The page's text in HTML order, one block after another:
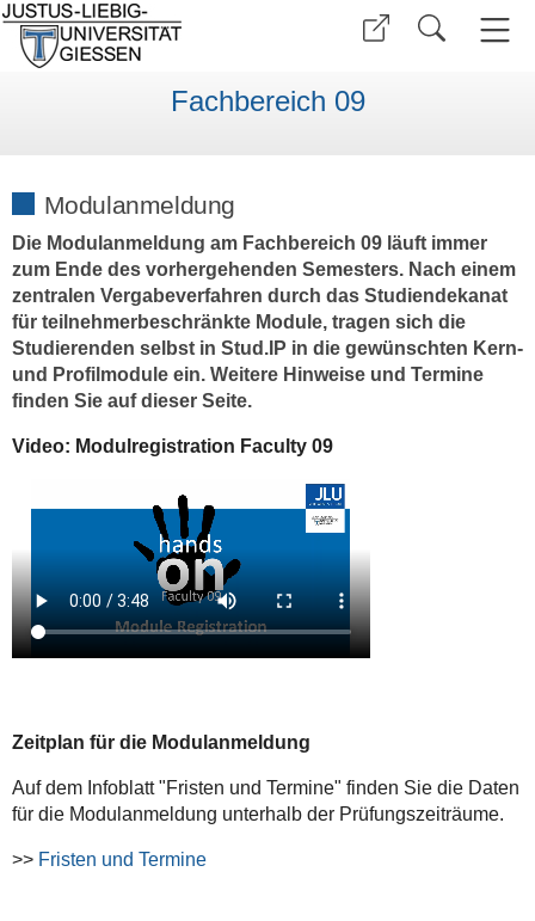
Fachbereich 09
Modulanmeldung
Die Modulanmeldung am Fachbereich 09 läuft immer
zum Ende des vorhergehenden Semesters. Nach einem
zentralen Vergabeverfahren durch das Studiendekanat
für teilnehmerbeschränkte Module, tragen sich die
Studierenden selbst in Stud.IP in die gewünschten Kern-
und Profilmodule ein. Weitere Hinweise und Termine
finden Sie auf dieser Seite.
Video: Modulregistration Faculty 09
Zeitplan für die Modulanmeldung
Auf dem Infoblatt "Fristen und Termine" finden Sie die Daten
für die Modulanmeldung unterhalb der Prüfungszeiträume.
>> Fristen und Termine